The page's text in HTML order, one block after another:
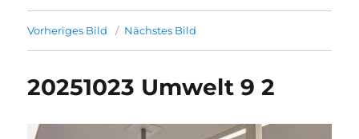
Partnerschule für Europa |
Rombacherstr. 30 | 73430 Aalen
Vorheriges Bild Nächstes Bild
20251023 Umwelt 9 2